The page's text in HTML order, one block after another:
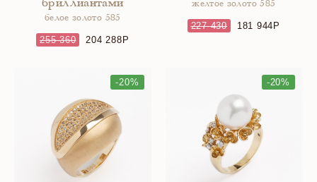
бриллиантами
белое золото 585
255 360 204 288
желтое золото 585
227 430 181 944
-20% -20%